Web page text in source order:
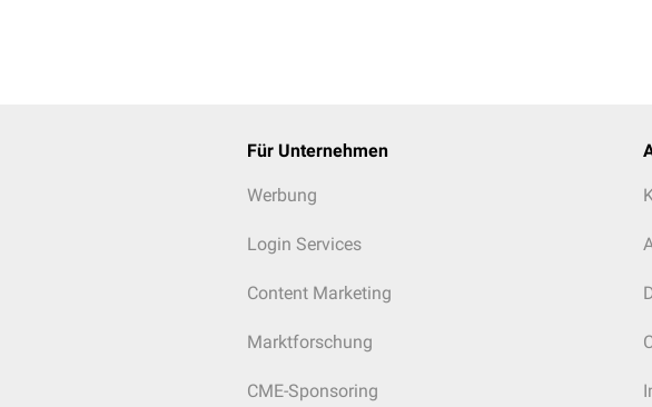
Für Unternehmen
Werbung
Login Services
Content Marketing
Marktforschung
CME-Sponsoring